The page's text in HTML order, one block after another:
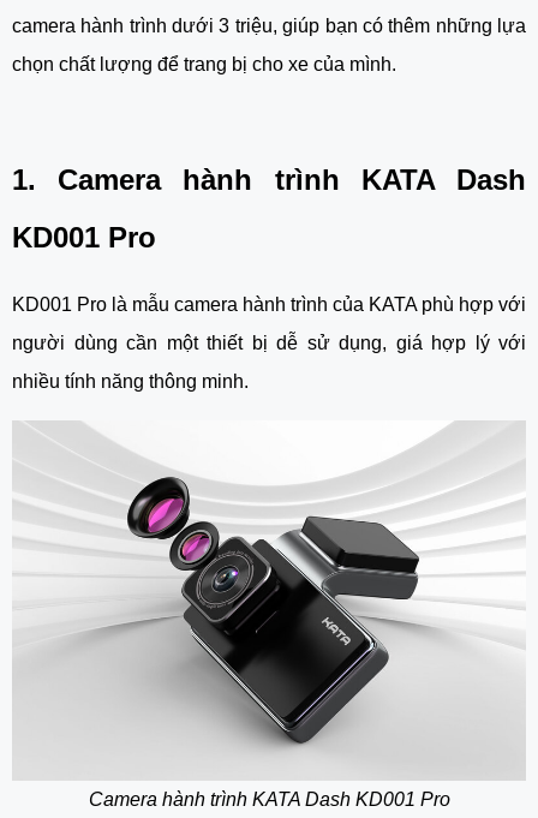
camera hành trình dưới 3 triệu, giúp bạn có thêm những lựa
chọn chất lượng để trang bị cho xe của mình.
1. Camera hành trình KATA Dash
KD001 Pro
KD001 Pro là mẫu camera hành trình của KATA phù hợp với
người dùng cần một thiết bị dễ sử dụng, giá hợp lý với
nhiều tính năng thông minh.
Camera hành trình KATA Dash KD001 Pro